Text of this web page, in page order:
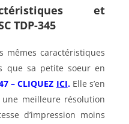
et
TDP-345
mêmes caractéristiques
que sa petite soeur en
– CLIQUEZ ICI.Elle s’en
meilleure résolution
d’impression moins